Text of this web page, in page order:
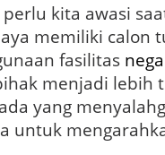
perlu kita awasi
memiliki calon
fasilitas
menjadi lebih
yang
untuk